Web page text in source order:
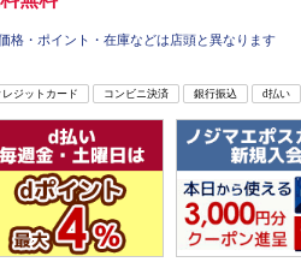
格・ポイント・在庫などは店頭と異なります
レジットカード コンビニ決済 銀行振込 d払い